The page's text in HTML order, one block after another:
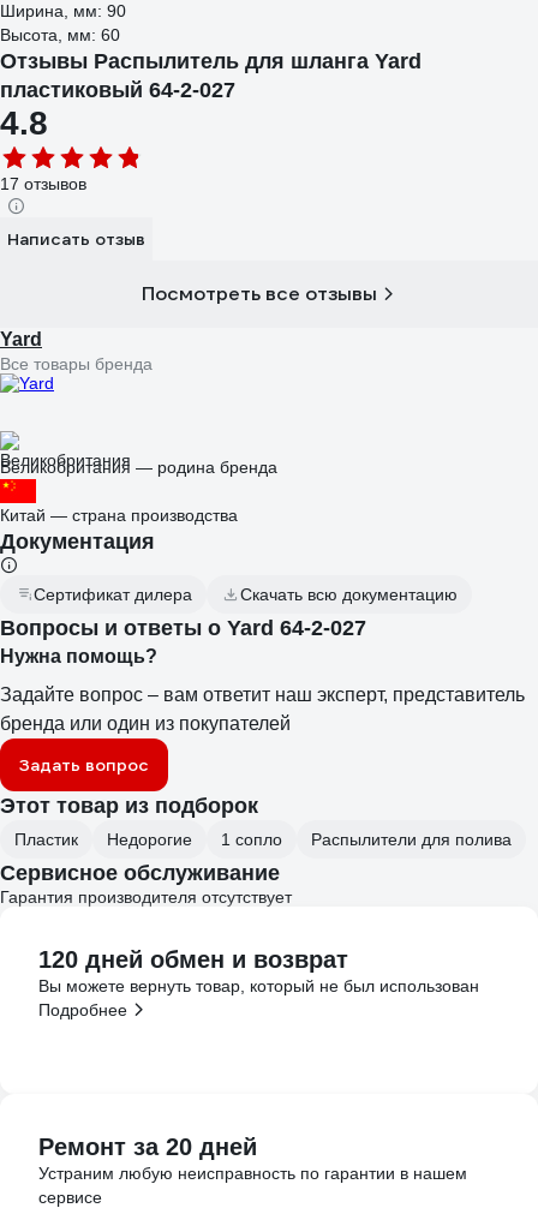
Ширина, мм: 90
Высота, мм: 60
Отзывы Распылитель для шланга Yard
пластиковый 64-2-027
4.8
17 отзывов
Написать отзыв
Посмотреть все отзывы
Yard
Все товары бренда
Великобритания — родина бренда
Китай — страна производства
Документация
Сертификат дилера Скачать всю документацию
Вопросы и ответы о Yard 64-2-027
Нужна помощь?
Задайте вопрос – вам ответит наш эксперт, представитель
бренда или один из покупателей
Задать вопрос
Этот товар из подборок
Пластик Недорогие 1 сопло Распылители для полива
Сервисное обслуживание
Гарантия производителя отсутствует
120 дней обмен и возврат
Вы можете вернуть товар, который не был использован
Подробнее
Ремонт за 20 дней
Устраним любую неисправность по гарантии в нашем
сервисе